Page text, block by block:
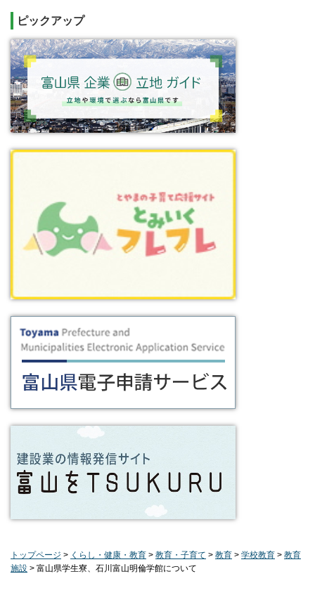
ピックアップ
トップページ > くらし・健康・教育 > 教育・子育て > 教育 > 学校教育 > 教育
施設 > 富山県学生寮、石川富山明倫学館について